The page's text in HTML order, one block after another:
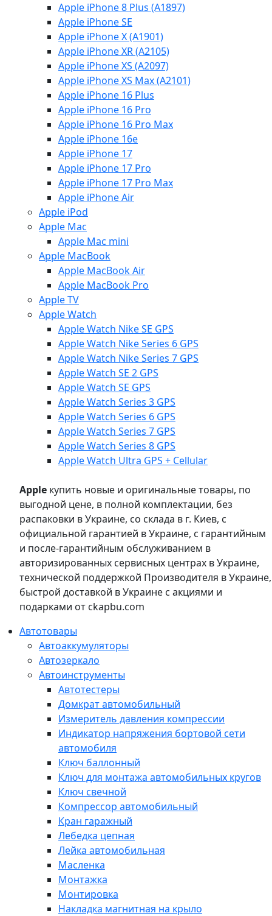
Apple iPhone 8 Plus (A1897)
Apple iPhone SE
Apple iPhone X (A1901)
Apple iPhone XR (A2105)
Apple iPhone XS (A2097)
Apple iPhone XS Max (A2101)
Apple iPhone 16 Plus
Apple iPhone 16 Pro
Apple iPhone 16 Pro Max
Apple iPhone 16e
Apple iPhone 17
Apple iPhone 17 Pro
Apple iPhone 17 Pro Max
Apple iPhone Air
Apple iPod
Apple Mac
Apple Mac mini
Apple MacBook
Apple MacBook Air
Apple MacBook Pro
Apple TV
Apple Watch
Apple Watch Nike SE GPS
Apple Watch Nike Series 6 GPS
Apple Watch Nike Series 7 GPS
Apple Watch SE 2 GPS
Apple Watch SE GPS
Apple Watch Series 3 GPS
Apple Watch Series 6 GPS
Apple Watch Series 7 GPS
Apple Watch Series 8 GPS
Apple Watch Ultra GPS + Cellular
Apple купить новые и оригинальные товары, по
выгодной цене, в полной комплектации, без
распаковки в Украине, со склада в г. Киев, с
официальной гарантией в Украине, с гарантийным
и после-гарантийным обслуживанием в
авторизированных сервисных центрах в Украине,
технической поддержкой Производителя в Украине,
быстрой доставкой в Украине с акциями и
подарками от ckapbu.com
Автотовары
Автоаккумуляторы
Автозеркало
Автоинструменты
Автотестеры
Домкрат автомобильный
Измеритель давления компрессии
Индикатор напряжения бортовой сети
автомобиля
Ключ баллонный
Ключ для монтажа автомобильных кругов
Ключ свечной
Компрессор автомобильный
Кран гаражный
Лебедка цепная
Лейка автомобильная
Масленка
Монтажка
Монтировка
Накладка магнитная на крыло